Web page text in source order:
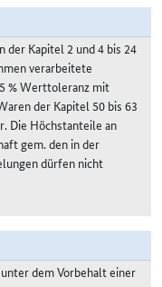
der Kapitel 2 und 4 bis 24
verarbeitete
% Werttoleranz mit
der Kapitel 50 bis 63
Die Höchstanteile an
gem. den in der
dürfen nicht
dem Vorbehalt einer